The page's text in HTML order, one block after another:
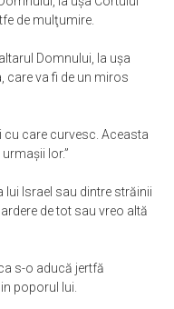
de mulţumire.
Domnului, la uşa
care va fi de un miros
cu care curvesc. Aceasta
lor.”
lui Israel sau dintre străinii
de tot sau vreo altă
s-o aducă jertfă
poporul lui.